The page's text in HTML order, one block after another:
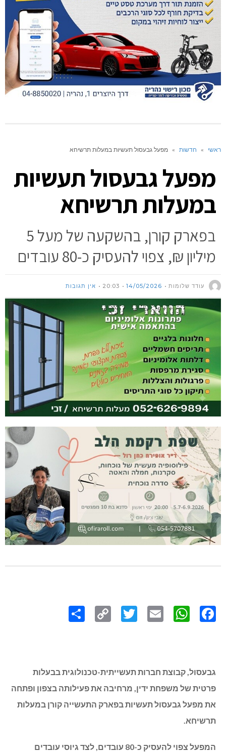
ראשי » חדשות » מפעל גבעסול תעשיות במעלות תרשיחא
מפעל גבעסול תעשיות
במעלות תרשיחא
בפארק קורן, בהשקעה של מעל 5
מיליון ₪, צפוי להעסיק כ-80 עובדים
עודד שלומות 14/05/2026
20:03 אין תגובות
Link
גבעסול, קבוצת חברות תעשייתית-טכנולוגית בבעלות
פרטית של משפחת ידין, מרחיבה את פעילותה בצפון ופתחה
את מפעל גבעסול תעשיות בפארק התעשייה קורן במעלות
תרשיחא.
המפעל צפוי להעסיק כ-80 עובדים, לצד גיוסי עובדים